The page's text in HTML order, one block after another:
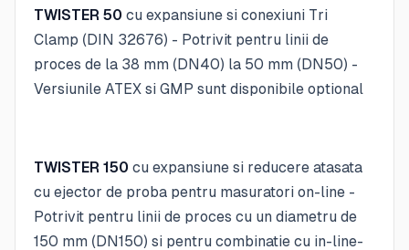
TWISTER 50 cu expansiune si conexiuni Tri
Clamp (DIN 32676) - Potrivit pentru linii de
proces de la 38 mm (DN40) la 50 mm (DN50) -
Versiunile ATEX si GMP sunt disponibile optional
TWISTER 150 cu expansiune si reducere atasata
cu ejector de proba pentru masuratori on-line -
Potrivit pentru linii de proces cu un diametru de
150 mm (DN150) si pentru combinatie cu in-line-